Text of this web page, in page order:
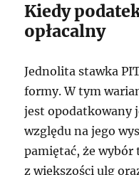
Kiedy
opłacalny
Jednolita stawka
formy. W tym
jest opodatkowany
względu na jego
pamiętać, że wybór
z większości ulg